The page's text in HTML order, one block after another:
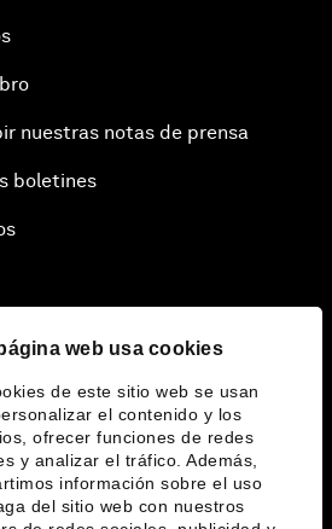
web usa cookies
de este sitio web se usan
el contenido y los
ofrecer funciones de redes
y analizar el tráfico. Además,
información sobre el uso
del sitio web con nuestros
nuestras notas de prensa
boletines
Foro
idiomas